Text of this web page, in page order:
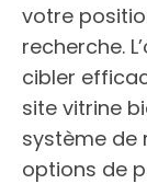
votre
recherche.
cibler
site vitrine
système de
options de